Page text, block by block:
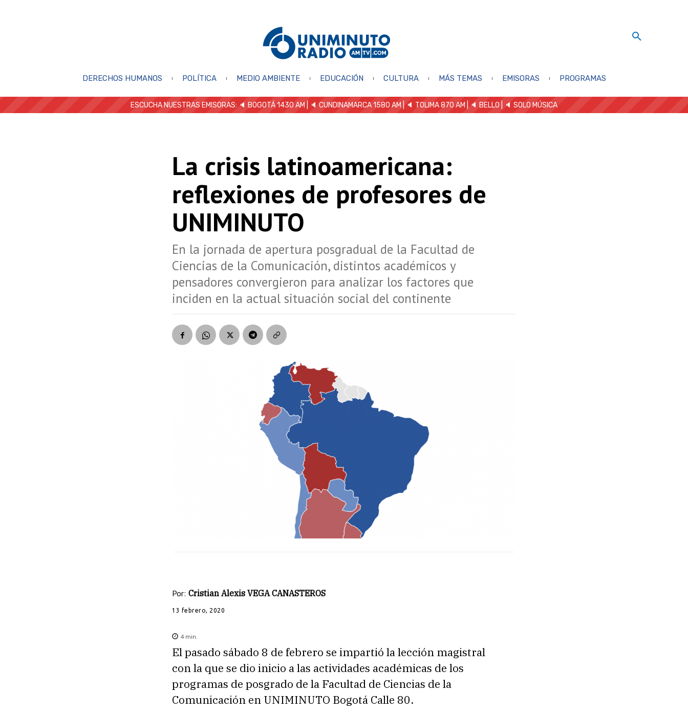
DERECHOS HUMANOS POLÍTICA MEDIO AMBIENTE EDUCACIÓN CULTURA MÁS TEMAS EMISORAS PROGRAMAS
ESCUCHA NUESTRAS EMISORAS: 🔈 BOGOTÁ 1430 AM | 🔈 CUNDINAMARCA 1580 AM | 🔈 TOLIMA 870 AM | 🔈 BELLO 🔈 SOLO MÚSICA
La crisis latinoamericana:
reflexiones de profesores de
UNIMINUTO
En la jornada de apertura posgradual de la Facultad de
Ciencias de la Comunicación, distintos académicos y
pensadores convergieron para analizar los factores que
inciden en la actual situación social del continente
Por: Cristian Alexis VEGA CANASTEROS
13 febrero, 2020
4 min.
El pasado sábado 8 de febrero se impartió la lección magistral
con la que se dio inicio a las actividades académicas de los
programas de posgrado de la Facultad de Ciencias de la
Comunicación en UNIMINUTO Bogotá Calle 80.